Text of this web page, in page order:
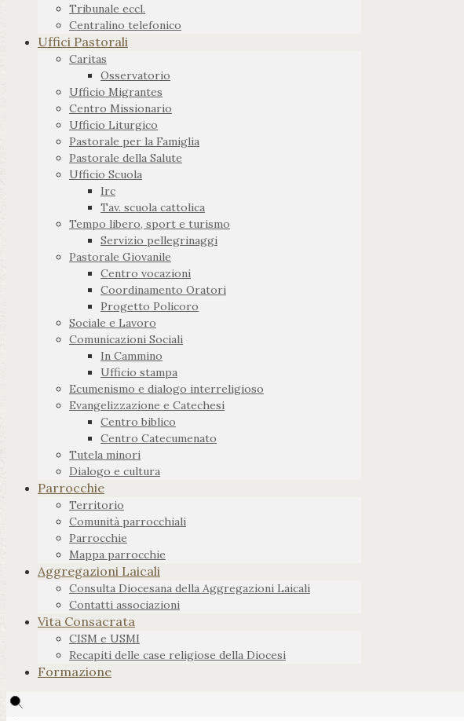
Tribunale eccl.
Centralino telefonico
Uffici Pastorali
Caritas
Osservatorio
Ufficio Migrantes
Centro Missionario
Ufficio Liturgico
Pastorale per la Famiglia
Pastorale della Salute
Ufficio Scuola
Irc
Tav. scuola cattolica
Tempo libero, sport e turismo
Servizio pellegrinaggi
Pastorale Giovanile
Centro vocazioni
Coordinamento Oratori
Progetto Policoro
Sociale e Lavoro
Comunicazioni Sociali
In Cammino
Ufficio stampa
Ecumenismo e dialogo interreligioso
Evangelizzazione e Catechesi
Centro biblico
Centro Catecumenato
Tutela minori
Dialogo e cultura
Parrocchie
Territorio
Comunità parrocchiali
Parrocchie
Mappa parrocchie
Aggregazioni Laicali
Consulta Diocesana della Aggregazioni Laicali
Contatti associazioni
Vita Consacrata
CISM e USMI
Recapiti delle case religiose della Diocesi
Formazione